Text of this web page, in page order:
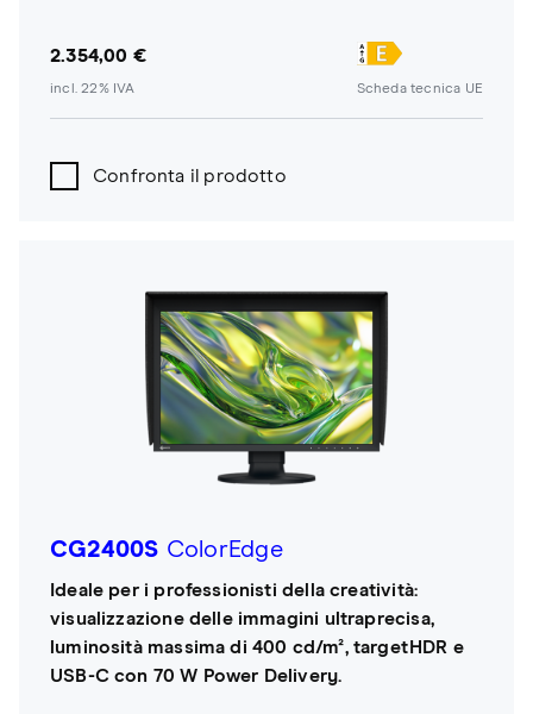
2.354,00 €
incl. 22% IVA Scheda tecnica UE
Confronta il prodotto
CG2400S ColorEdge
Ideale per i professionisti della creatività:
visualizzazione delle immagini ultraprecisa,
luminosità massima di 400 cd/m², targetHDR e
USB-C con 70 W Power Delivery.